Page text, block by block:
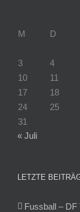
M
D
3
4
10
11
17
18
24
25
31
« Juli
LETZTE
Fussball – DF